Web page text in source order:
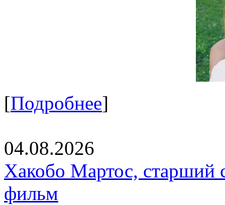
[Подробнее]
04.08.2026
Хакобо Мартос, старший
фильм